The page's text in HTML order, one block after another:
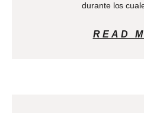
durante los
READ